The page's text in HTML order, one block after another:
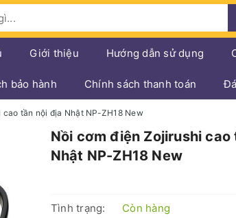
Giới thiệu Hướng dẫn sử dụng
bảo hành Chính sách thanh toán
cao tần nội địa Nhật NP-ZH18 New
Nồi cơm điện Zojirushi cao
Nhật NP-ZH18 New
Tình trạng:
Còn hàng